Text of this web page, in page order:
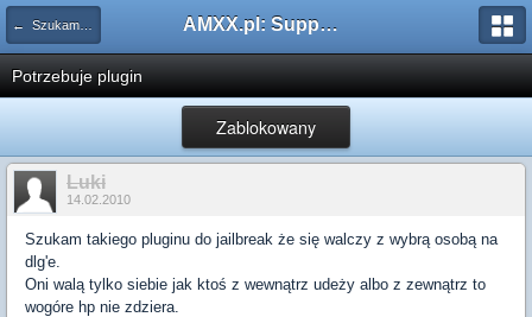
← Szukam pluginu AMXX.pl: Support AMX Mod X i SourceMod
Potrzebuje plugin
Zablokowany
Luki
14.02.2010
Szukam takiego pluginu do jailbreak że się walczy z wybrą osobą na
dlg'e.
Oni walą tylko siebie jak ktoś z wewnątrz udeży albo z zewnątrz to
wogóre hp nie zdziera.